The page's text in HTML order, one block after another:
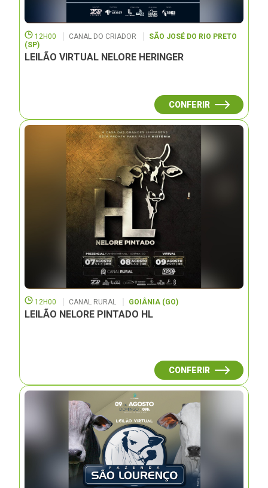
12H00 CANAL DO CRIADOR
SÃO JOSÉ DO RIO PRETO
(SP)
LEILÃO VIRTUAL NELORE HERINGER
CONFERIR
12H00 CANAL RURAL GOIÂNIA (GO)
LEILÃO NELORE PINTADO HL
CONFERIR